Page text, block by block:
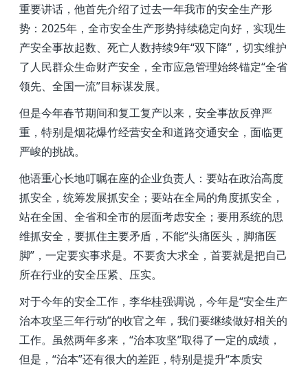
重要讲话，他首先介绍了过去一年我市的安全生产形
势：2025年，全市安全生产形势持续稳定向好，实现生
产安全事故起数、死亡人数持续9年“双下降” ，切实维护
了人民群众生命财产安全，全市应急管理始终锚定“全省
领先、全国一流”目标谋发展。
但是今年春节期间和复工复产以来，安全事故反弹严
重，特别是烟花爆竹经营安全和道路交通安全，面临更
严峻的挑战。
他语重心长地叮嘱在座的企业负责人：要站在政治高度
抓安全，统筹发展抓安全；要站在全局的角度抓安全，
站在全国、全省和全市的层面考虑安全；要用系统的思
维抓安全，要抓住主要矛盾，不能“头痛医头，脚痛医
脚”，一定要实事求是。不要贪大求全，首要就是把自己
所在行业的安全压紧、压实。
对于今年的安全工作，李华桂强调说，今年是“安全生产
治本攻坚三年行动”的收官之年，我们要继续做好相关的
工作。虽然两年多来，“治本攻坚”取得了一定的成绩，
但是，“治本”还有很大的差距，特别是提升“本质安